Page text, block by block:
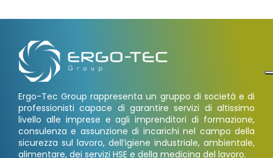
Ergo-Tec Group rappresenta un gruppo di società e di
professionisti capace di garantire servizi di altissimo
livello alle imprese e agli imprenditori di formazione,
consulenza e assunzione di incarichi nel campo della
sicurezza sul lavoro, dell’igiene industriale, ambientale,
alimentare, dei servizi HSE e della medicina del lavoro.